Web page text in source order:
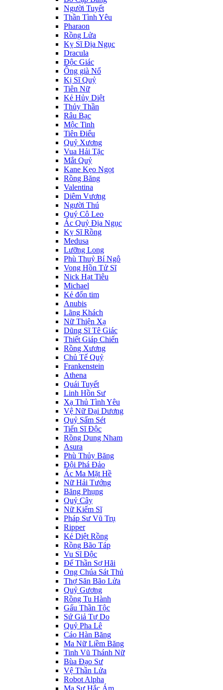
Người Tuyết
Thần Tình Yêu
Pharaon
Rồng Lửa
Kỵ Sĩ Địa Ngục
Dracula
Độc Giác
Ông già Nổ
Kị Sĩ Quỷ
Tiên Nữ
Kẻ Hủy Diệt
Thủy Thần
Râu Bạc
Mộc Tinh
Tiên Điểu
Quỷ Xương
Vua Hải Tặc
Mắt Quỷ
Kane Kẹo Ngọt
Rồng Băng
Valentina
Diêm Vương
Người Thú
Quý Cô Leo
Ác Quỷ Địa Ngục
Kỵ Sĩ Rồng
Medusa
Lưỡng Long
Phù Thuỷ Bí Ngô
Vong Hồn Tử Sĩ
Nick Hạt Tiêu
Michael
Kẻ đốn tim
Anubis
Lãng Khách
Nữ Thiện Xạ
Dũng Sĩ Tê Giác
Thiết Giáp Chiến
Rồng Xương
Chủ Tế Quỷ
Frankenstein
Athena
Quái Tuyết
Linh Hồn Sư
Xạ Thủ Tình Yêu
Vệ Nữ Đại Dương
Quỷ Sấm Sét
Tiến Sĩ Độc
Rồng Dung Nham
Asura
Phù Thủy Băng
Đội Phá Đảo
Ác Ma Mặt Hề
Nữ Hải Tướng
Băng Phụng
Quỷ Cây
Nữ Kiếm Sĩ
Pháp Sư Vũ Trụ
Ripper
Kẻ Diệt Rồng
Rồng Bão Táp
Vu Sĩ Độc
Đế Thần Sợ Hãi
Ong Chúa Sát Thủ
Thợ Săn Bão Lửa
Quỷ Gương
Rồng Tu Hành
Gấu Thần Tộc
Sứ Giả Tự Do
Quỷ Pha Lê
Cáo Hàn Băng
Ma Nữ Liềm Băng
Tinh Vũ Thánh Nữ
Bùa Đạo Sư
Vệ Thần Lửa
Robot Alpha